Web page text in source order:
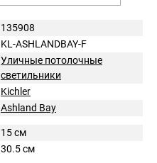
135908
KL-ASHLANDBAY-F
Уличные потолочные
светильники
Kichler
Ashland Bay
15 см
30.5 см